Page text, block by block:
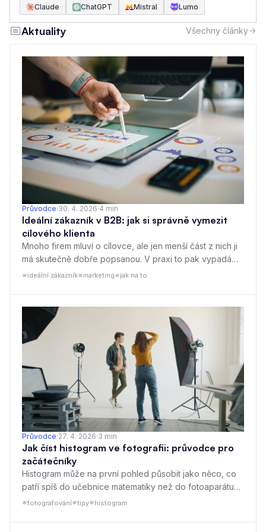
Claude
ChatGPT Mistral Lumo
Aktuality Všechny články
Průvodce·30. 4. 2026·4 min
Ideální zákazník v B2B: jak si správně vymezit
cílového klienta
Mnoho firem mluví o cílovce, ale jen menší část z nich ji
má skutečně dobře popsanou. V praxi to pak vypadá
tak, že marketing míří příliš široce, obchod tráví čas
ideální zákazník marketing jak na to
Průvodce·27. 4. 2026·3 min
Jak číst histogram ve fotografii: průvodce pro
začátečníky
Histogram může na první pohled působit jako něco, co
patří spíš do učebnice matematiky než do fotoaparátu
nebo editoru fotek. Ve skutečnosti jde ale o praktický
fotografování tipy histogram